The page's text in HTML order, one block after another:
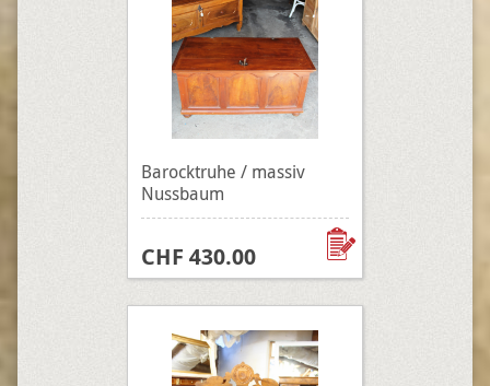
Barocktruhe / massiv
Nussbaum
CHF 430.00